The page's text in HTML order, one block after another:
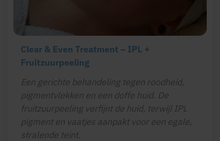
Clear & Even Treatment – IPL +
Fruitzuurpeeling
Een gerichte behandeling tegen roodheid,
pigmentvlekken en een doffe huid. De
fruitzuurpeeling verfijnt de huid, terwijl IPL
pigment en vaatjes aanpakt voor een egale,
stralende teint.